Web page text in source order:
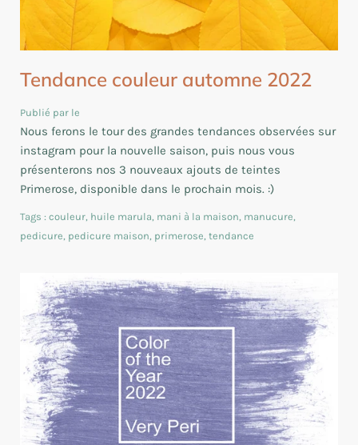
Tendance couleur automne 2022
Publié par le
Nous ferons le tour des grandes tendances observées sur
instagram pour la nouvelle saison, puis nous vous
présenterons nos 3 nouveaux ajouts de teintes
Primerose, disponible dans le prochain mois. :)
Tags : couleur, huile marula, mani à la maison, manucure,
pedicure, pedicure maison, primerose, tendance